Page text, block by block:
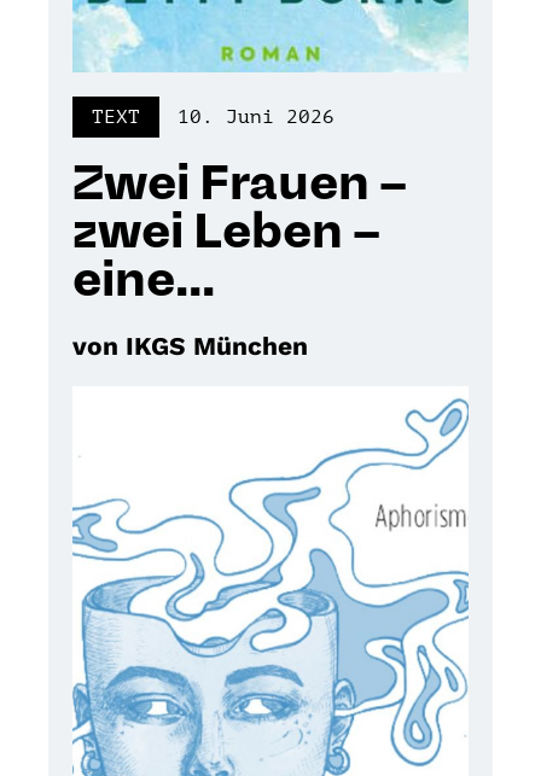
TEXT 10. Juni 2026
Zwei Frauen –
zwei Leben –
eine...
von IKGS München